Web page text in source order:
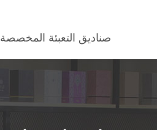
صناديق التعبئة المخصصة